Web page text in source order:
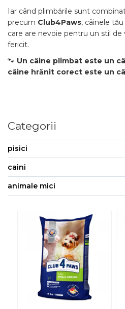
Iar când plimbările sunt
precum Club4Paws, câinele
care are nevoie pentru un stil de
fericit.
🐾 Un câine plimbat este un
câine hrănit corect este un
Categorii
pisici
caini
animale mici